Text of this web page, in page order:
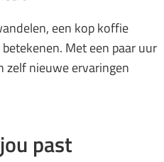
een kop koffie
Met een paar uur
zelf nieuwe ervaringen
past